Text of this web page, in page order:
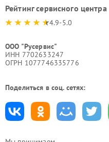
Рейтинг сервисного центра
4.9-5.0
ООО "Русервис"
ИНН 7702633247
ОГРН 1077746335776
Поделиться в соц. сетях: